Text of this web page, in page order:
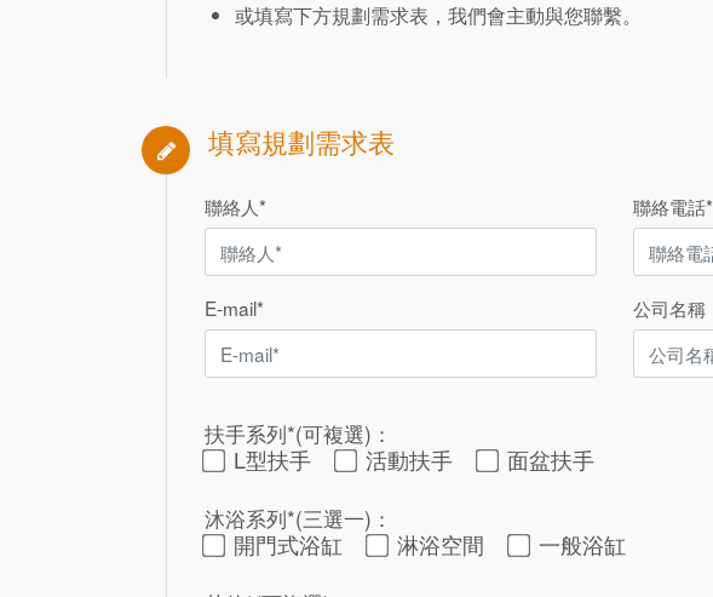
或填寫下方規劃需求表，我們會主動與您聯繫。
填寫規劃需求表
聯絡人* 聯絡電話*
E-mail* 公司名稱
扶手系列*(可複選)：
L型扶手 活動扶手 面盆扶手
沐浴系列*(三選一)：
開門式浴缸 淋浴空間 一般浴缸